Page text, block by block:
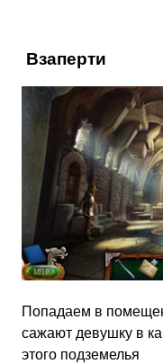
Взаперти
Попадаем в
сажают девушку в
этого подземелья